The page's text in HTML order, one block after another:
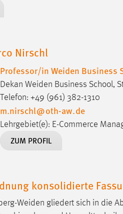
Nirschl
Professor/in Weiden Business
Dekan Weiden Business School,
Telefon: +49 (961) 382-1310
m.nirschl@oth-aw.de
Lehrgebiet(e): E-Commerce
ZUM PROFIL
konsolidierte
Weiden gliedert sich in die